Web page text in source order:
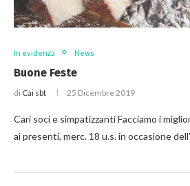
In evidenza News
Buone Feste
di Cai sbt 25 Dicembre 2019
Cari soci e simpatizzanti Facciamo i
ai presenti, merc. 18 u.s. in occasione